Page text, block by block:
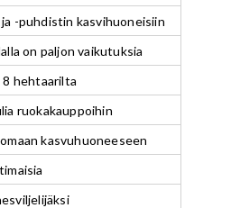
-puhdistin kasvihuoneisiin
on paljon vaikutuksia
8 hehtaarilta
ruokakauppoihin
kasvuhuoneeseen